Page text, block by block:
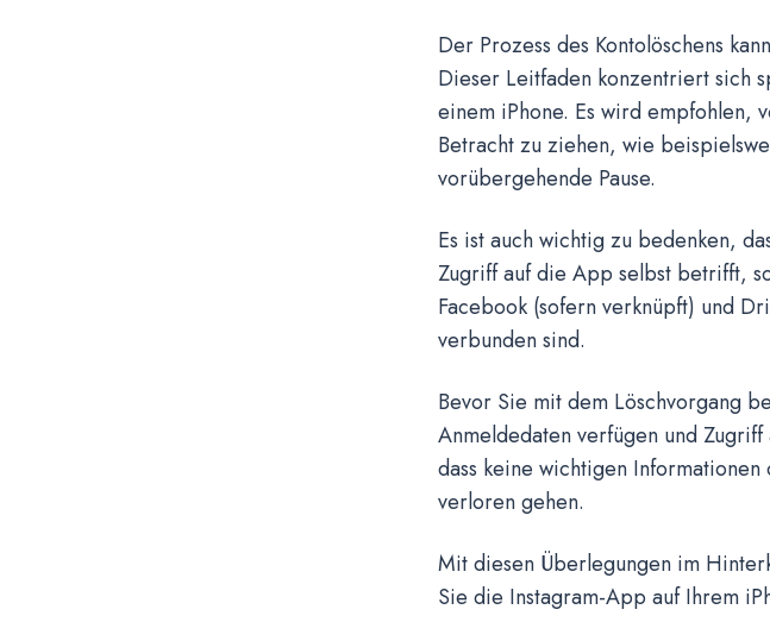
Der Prozess des Kontolöschens
Dieser Leitfaden konzentriert sich
einem iPhone. Es wird empfohlen,
Betracht zu ziehen, wie
vorübergehende Pause.
Es ist auch wichtig zu bedenken,
Zugriff auf die App selbst betrifft,
Facebook (sofern verknüpft) und
verbunden sind.
Bevor Sie mit dem Löschvorgang
Anmeldedaten verfügen und
dass keine wichtigen
verloren gehen.
Mit diesen Überlegungen im
Sie die Instagram-App auf Ihrem